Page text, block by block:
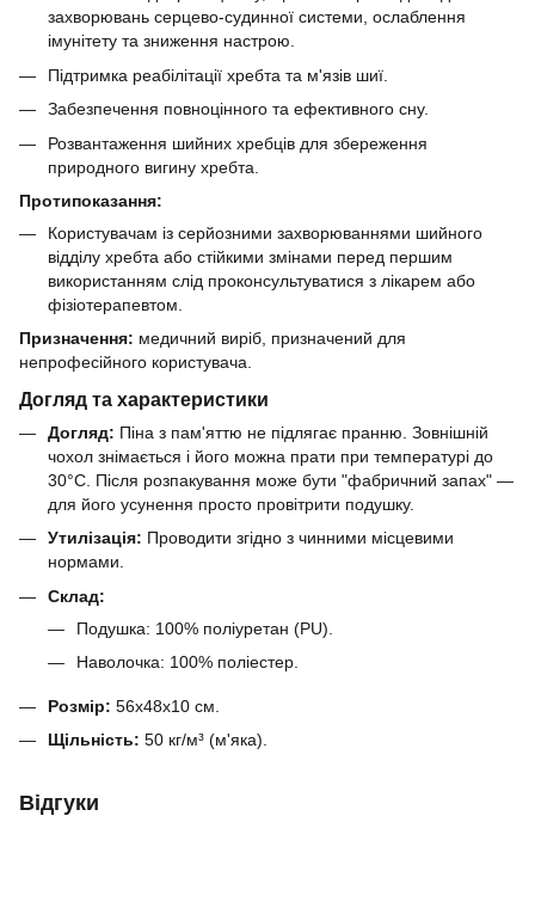
захворювань серцево-судинної системи, ослаблення
імунітету та зниження настрою.
Підтримка реабілітації хребта та м'язів шиї.
Забезпечення повноцінного та ефективного сну.
Розвантаження шийних хребців для збереження
природного вигину хребта.
Протипоказання:
Користувачам із серйозними захворюваннями шийного
відділу хребта або стійкими змінами перед першим
використанням слід проконсультуватися з лікарем або
фізіотерапевтом.
Призначення: медичний виріб, призначений для
непрофесійного користувача.
Догляд та характеристики
Догляд: Піна з пам'яттю не підлягає пранню. Зовнішній
чохол знімається і його можна прати при температурі до
30°C. Після розпакування може бути "фабричний запах" —
для його усунення просто провітрити подушку.
Утилізація: Проводити згідно з чинними місцевими
нормами.
Склад:
Подушка: 100% поліуретан (PU).
Наволочка: 100% поліестер.
Розмір: 56x48x10 см.
Щільність: 50 кг/м³ (м'яка).
Відгуки